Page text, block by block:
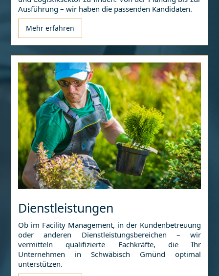
Ausführung – wir haben die passenden Kandidaten.
Mehr erfahren
Dienstleistungen
Ob im Facility Management, in der Kundenbetreuung
oder anderen Dienstleistungsbereichen – wir
vermitteln qualifizierte Fachkräfte, die Ihr
Unternehmen in Schwäbisch Gmünd optimal
unterstützen.